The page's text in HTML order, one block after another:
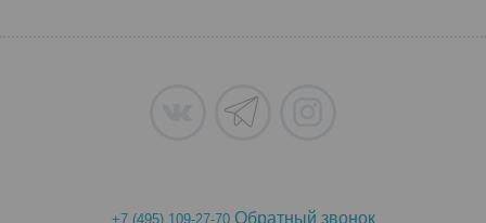
+7 (495) 109-27-70 Обратный звонок